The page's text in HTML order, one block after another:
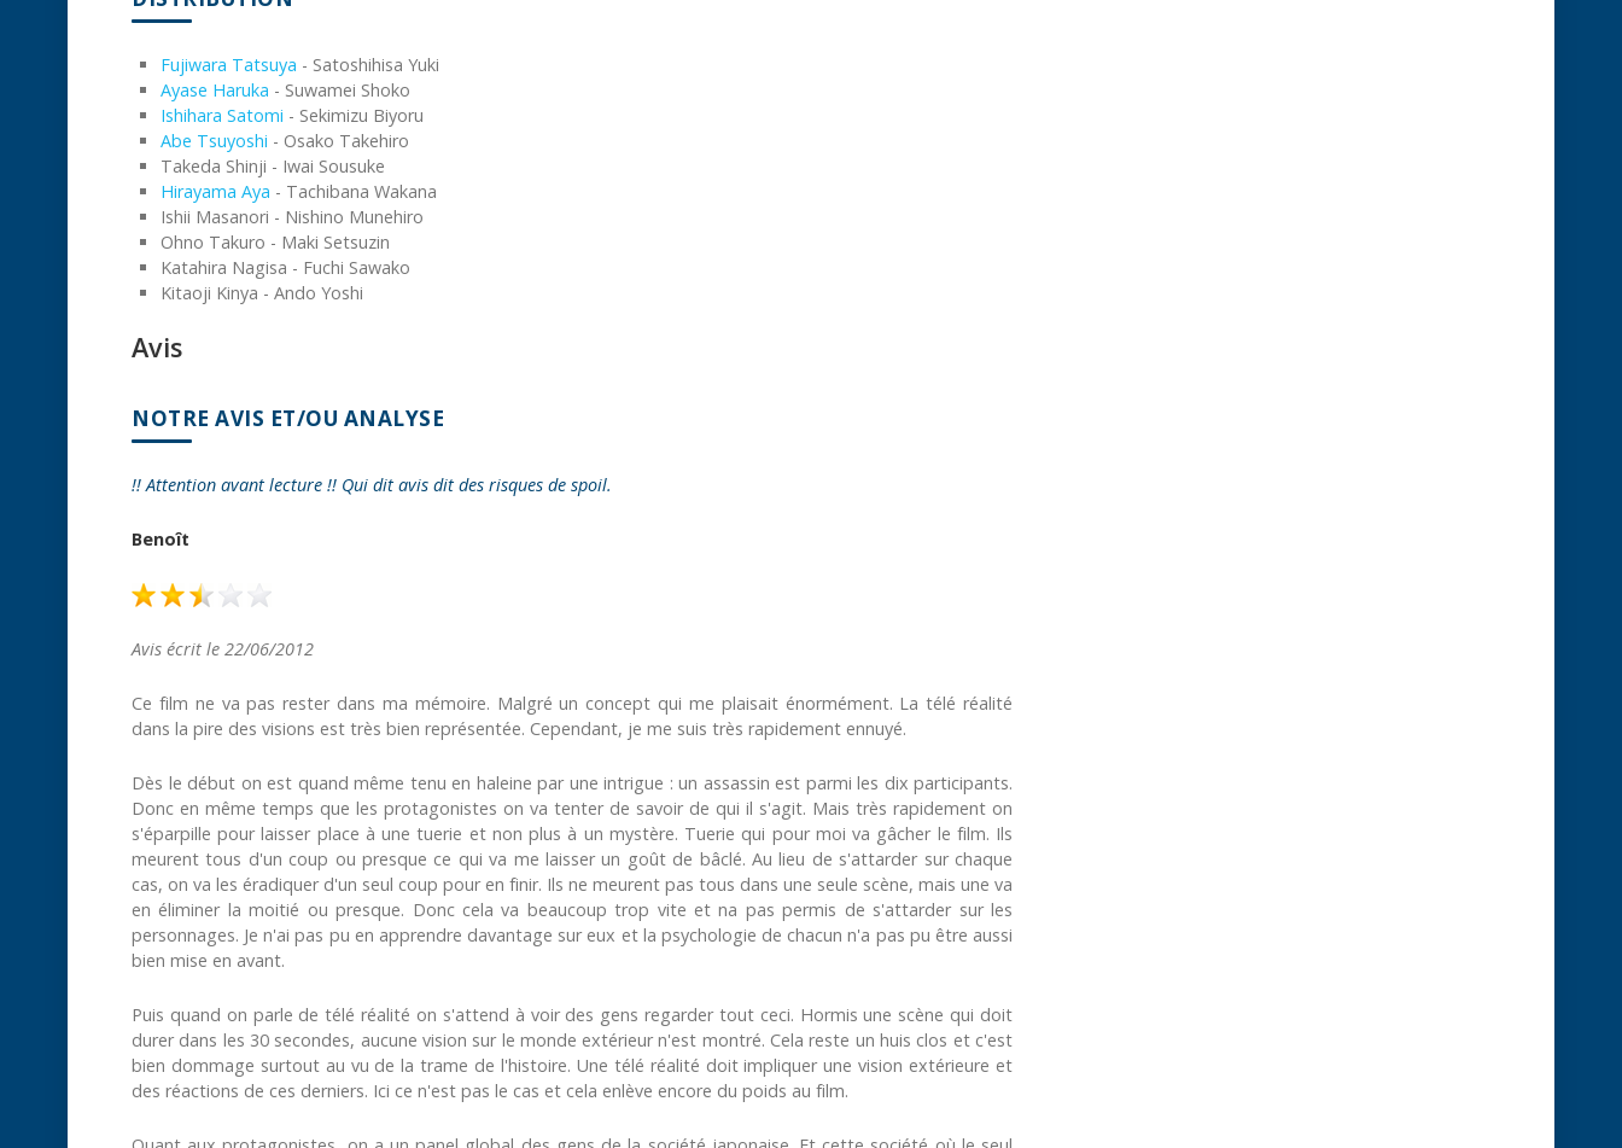
Fujiwara Tatsuya - Satoshihisa Yuki
Ayase Haruka - Suwamei Shoko
Ishihara Satomi - Sekimizu Biyoru
Abe Tsuyoshi - Osako Takehiro
Takeda Shinji - Iwai Sousuke
Hirayama Aya - Tachibana Wakana
Ishii Masanori - Nishino Munehiro
Ohno Takuro - Maki Setsuzin
Katahira Nagisa - Fuchi Sawako
Kitaoji Kinya - Ando Yoshi
Avis
NOTRE AVIS ET/OU ANALYSE
!! Attention avant lecture !! Qui dit avis dit des risques de spoil.
Benoît
Avis écrit le 22/06/2012
Ce film ne va pas rester dans ma mémoire. Malgré un concept qui me plaisait énormément. La télé réalité
dans la pire des visions est très bien représentée. Cependant, je me suis très rapidement ennuyé.
Dès le début on est quand même tenu en haleine par une intrigue : un assassin est parmi les dix participants.
Donc en même temps que les protagonistes on va tenter de savoir de qui il s'agit. Mais très rapidement on
s'éparpille pour laisser place à une tuerie et non plus à un mystère. Tuerie qui pour moi va gâcher le film. Ils
meurent tous d'un coup ou presque ce qui va me laisser un goût de bâclé. Au lieu de s'attarder sur chaque
cas, on va les éradiquer d'un seul coup pour en finir. Ils ne meurent pas tous dans une seule scène, mais une va
en éliminer la moitié ou presque. Donc cela va beaucoup trop vite et na pas permis de s'attarder sur les
personnages. Je n'ai pas pu en apprendre davantage sur eux et la psychologie de chacun n'a pas pu être aussi
bien mise en avant.
Puis quand on parle de télé réalité on s'attend à voir des gens regarder tout ceci. Hormis une scène qui doit
durer dans les 30 secondes, aucune vision sur le monde extérieur n'est montré. Cela reste un huis clos et c'est
bien dommage surtout au vu de la trame de l'histoire. Une télé réalité doit impliquer une vision extérieure et
des réactions de ces derniers. Ici ce n'est pas le cas et cela enlève encore du poids au film.